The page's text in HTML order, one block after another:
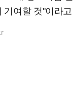
기여할 것"이라